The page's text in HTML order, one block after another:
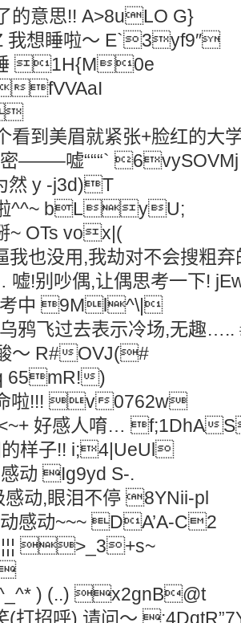
的意思!! A>8uLO G}
我想睡啦～ E`3yf9″
1H{M0e
fVVAaI
看到美眉就紧张+脸红的
密——–嘘“““`
然 y -j3d)T
啦^^~ bLyU;
~ OTs vox|(
也没用,我劫对不会搜粗
嘘!别吵偶,让偶思考一下!
考中 9Ml^\|
鸦飞过去表示冷场,无趣
～ R#OVJ(#
65mR!)
命啦!!! v0762w
好感人唷… f;1DhA
的样子!! i;4|UeUl
动 Ig9yd S-.
感动,眼泪不停 8YNii-pl
感动~~~ DA’A-C2
¦¦¦¦¦ >_3+s~
) (..) x2gnB@t
(打招呼) 请问～